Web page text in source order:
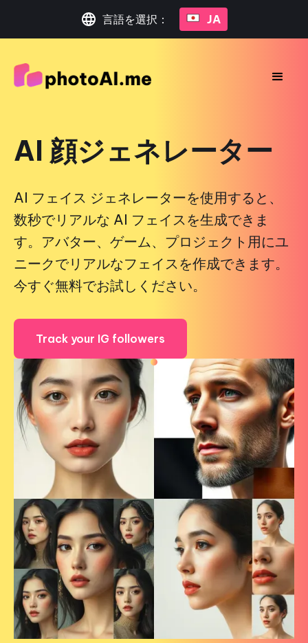
言語を選択： JA
AI 顔ジェネレーター
AI フェイス ジェネレーターを使用すると、
数秒でリアルな AI フェイスを生成できま
す。アバター、ゲーム、プロジェクト用にユ
ニークでリアルなフェイスを作成できます。
今すぐ無料でお試しください。
Track your IG followers